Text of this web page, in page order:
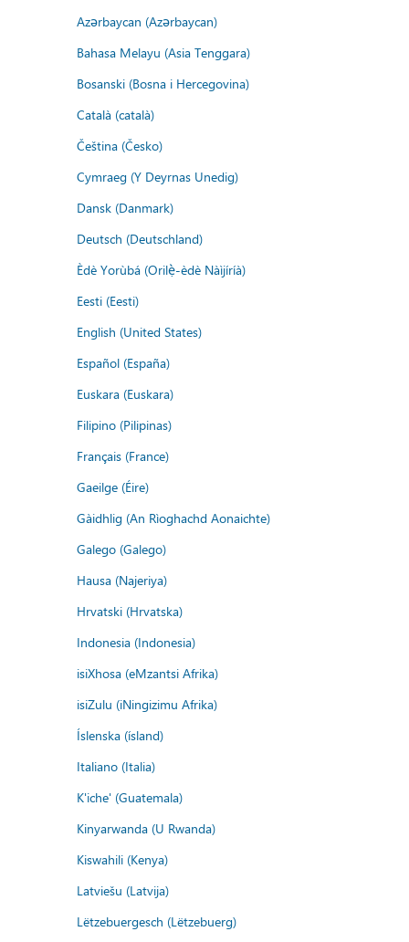
Azərbaycan (Azərbaycan)
Bahasa Melayu (Asia Tenggara)
Bosanski (Bosna i Hercegovina)
Català (català)
Čeština (Česko)
Cymraeg (Y Deyrnas Unedig)
Dansk (Danmark)
Deutsch (Deutschland)
Èdè Yorùbá (Orilẹ̀-èdè Nàìjíríà)
Eesti (Eesti)
English (United States)
Español (España)
Euskara (Euskara)
Filipino (Pilipinas)
Français (France)
Gaeilge (Éire)
Gàidhlig (An Rìoghachd Aonaichte)
Galego (Galego)
Hausa (Najeriya)
Hrvatski (Hrvatska)
Indonesia (Indonesia)
isiXhosa (eMzantsi Afrika)
isiZulu (iNingizimu Afrika)
Íslenska (ísland)
Italiano (Italia)
K'iche' (Guatemala)
Kinyarwanda (U Rwanda)
Kiswahili (Kenya)
Latviešu (Latvija)
Lëtzebuergesch (Lëtzebuerg)